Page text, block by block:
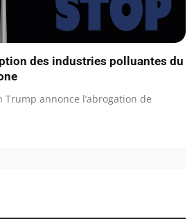
des industries polluantes du
Trump annonce l’abrogation de